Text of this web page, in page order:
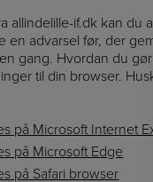
allindelille-if.dk kan
advarsel før, der
gang. Hvordan du
til din browser.
på Microsoft Internet
på Microsoft Edge
på Safari browser